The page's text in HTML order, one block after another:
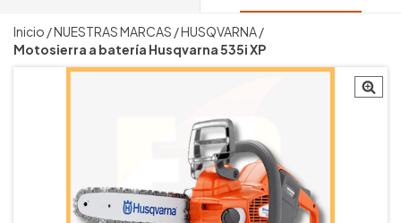
Inicio /NUESTRAS MARCAS /HUSQVARNA/
Motosierra a batería Husqvarna 535i XP